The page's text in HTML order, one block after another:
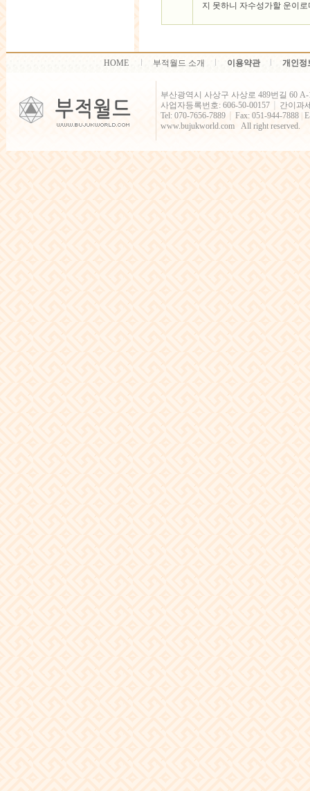
지 못하니 자수성가할 운이로
HOME 부적월드 소개 이용약관 개인정
부산광역시 사상구 사상로 489번길 60
사업자등록번호: 606-50-00157
간이과
Tel: 070-7656-7889
Fax: 051-944-7888
www.bujukworld.com All right reserved.